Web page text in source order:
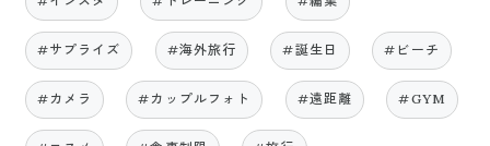
#サプライズ #海外旅行 #誕生日 #ビーチ
#カメラ #カップルフォト #遠距離 #GYM